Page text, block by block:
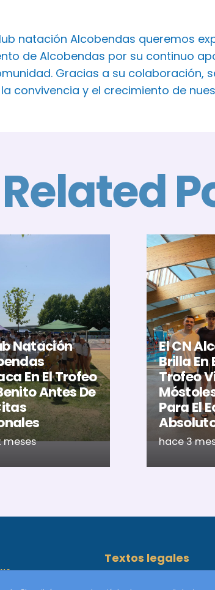
natación Alcobendas queremos
de Alcobendas por su continuo
Gracias a su colaboración,
convivencia y el crecimiento de
Related
Natación
En El Trofeo
Antes De
meses
El CN
Brilla En
Trofeo
Para El
hace 3
Textos legales